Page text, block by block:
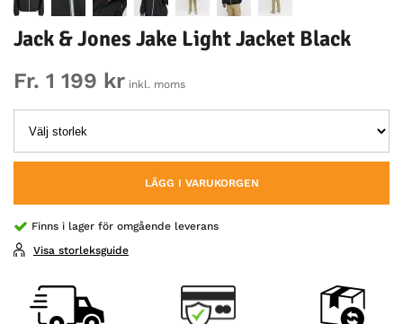
Jack & Jones Jake Light Jacket Black
Fr. 1 199 kr inkl. moms
LÄGG I VARUKORGEN
Finns i lager för omgående leverans
Visa storleksguide